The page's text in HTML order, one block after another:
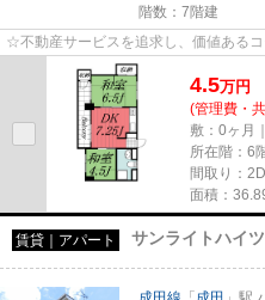
階数：7階建
☆不動産サービスを追求し、価値ある
4.5万円
(管理費・
敷：0ヶ月
所在階：6
間取り：
面積：
賃貸｜アパート サンライトハイツ